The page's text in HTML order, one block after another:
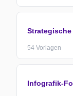
54 Vorlagen
Infografik-